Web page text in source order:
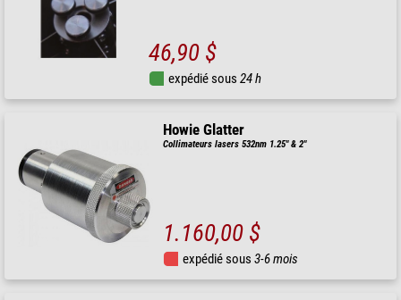
46,90 $
expédié sous 24 h
Howie Glatter
Collimateurs lasers 532nm 1.25" & 2"
1.160,00 $
expédié sous3-6 mois